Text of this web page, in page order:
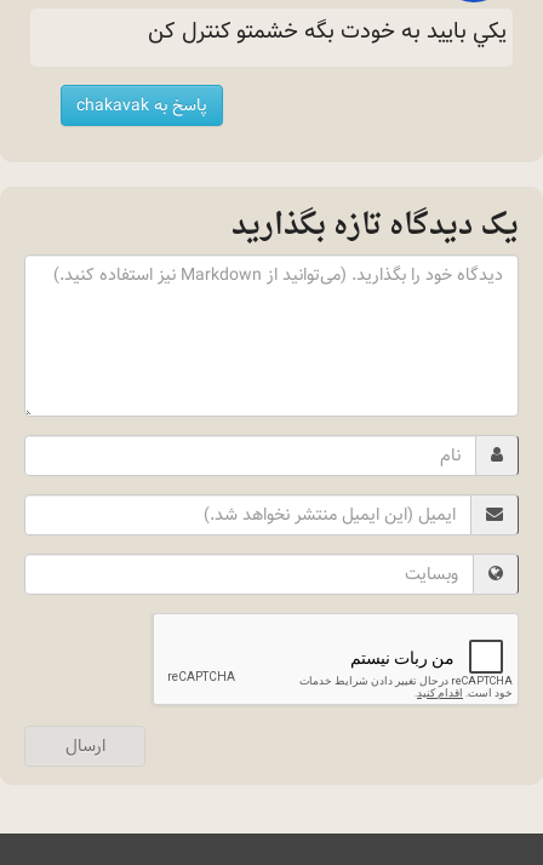
يكي باييد به خودت بگه خشمتو كنترل كن
پاسخ به chakavak
یک دیدگاه تازه بگذارید
Content
Name
Email
Website
ارسال